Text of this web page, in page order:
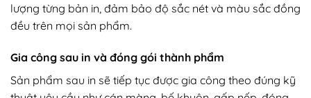
lượng từng bản in, đảm bảo độ sắc nét và màu sắc đồng
đều trên mọi sản phẩm.
Gia công sau in và đóng gói thành phẩm
Sản phẩm sau in sẽ tiếp tục được gia công theo đúng kỹ